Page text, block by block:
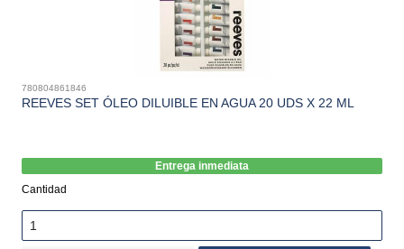
780804861846
REEVES SET ÓLEO DILUIBLE EN AGUA 20 UDS X 22 ML
Entrega inmediata
Cantidad